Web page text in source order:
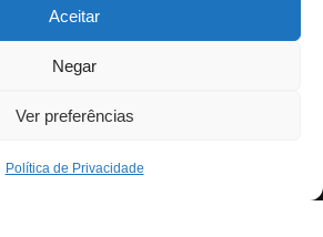
Aceitar
Negar
Ver preferências
Política de Privacidade
| Criado comWordPress